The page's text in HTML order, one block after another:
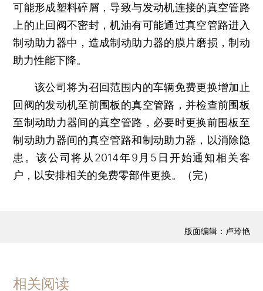
可能形成塑料碎屑，导致与发动机连接的真空管路
上的止回阀不密封，机油有可能通过真空管路进入
制动助力器中，造成制动助力器的膜片磨损，制动
助力性能下降。
该公司将为召回范围内的车辆免费更换增加止
回阀的发动机至前围板的真空管路，并检查前围板
至制动助力器间的真空管路，必要时更换前围板至
制动助力器间的真空管路和制动助力器，以消除隐
患。该公司将从2014年9月5日开始通知相关客
户，以安排相关的免费零部件更换。（完）
版面编辑：卢玲艳
相关阅读